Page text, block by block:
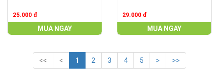
25.000 đ
MUA NGAY
29.000 đ
MUA NGAY
<< < 1 2 3 4 5 > >>